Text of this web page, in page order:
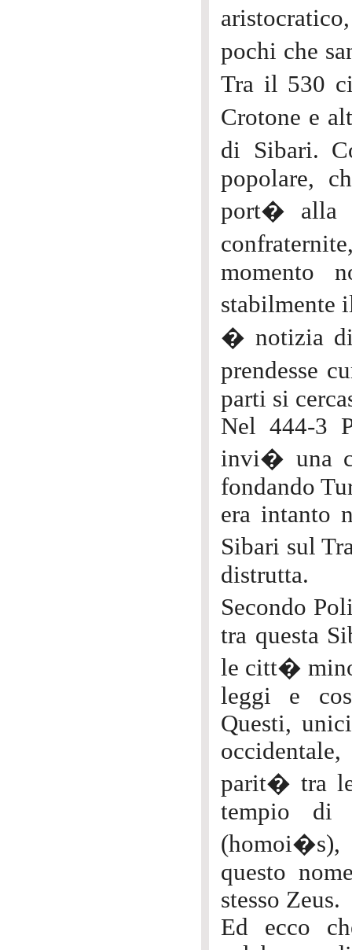
pochi che
Tra il 530
Crotone e
di Sibari.
popolare,
port� alla
momento
stabilmente
� notizia di
prendesse
parti si
Nel 444-3
invi� una
fondando
era intanto
Sibari sul
distrutta.
Secondo
tra questa
le citt�
leggi e
Questi,
parit� tra
tempio di
questo
stesso Zeus.
Ed ecco